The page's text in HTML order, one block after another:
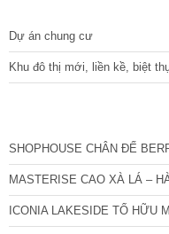
Dự án chung cư
Khu đô thị mới, liền kề, biệt
SHOPHOUSE CHÂN ĐẾ
MASTERISE CAO XÀ LÁ –
ICONIA LAKESIDE TỐ HỮU